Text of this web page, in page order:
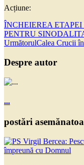
Acțiune:
ÎNCHEIEREA
PENTRU
UrmătorulCalea Crucii
Despre autor
...
postări